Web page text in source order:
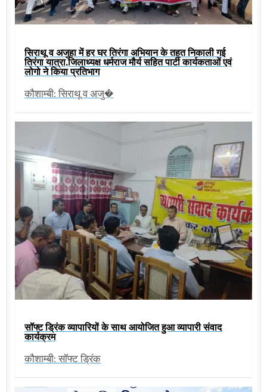
सिराथू व अजुहा में हर घर तिरंगा अभियान के तहत निकाली गई
तिरंगा यात्रा,जिलाध्यक्ष धर्मराज मौर्य सहित पार्टी कार्यकताओं एवं
लोगो ने किया प्रतिभाग
कौशाम्बी: सिराथू व अजु�
सॉफ्ट ड्रिंक व्यापारियों के साथ आयोजित हुआ व्यापारी संवाद
कार्यक्रम
कौशाम्बी: सॉफ्ट ड्रिंक